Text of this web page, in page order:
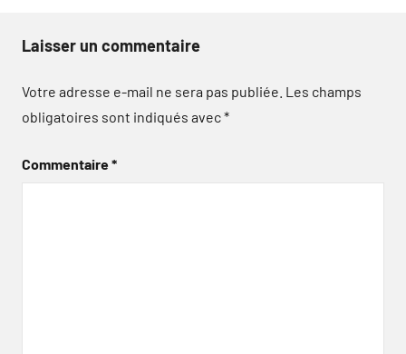
Laisser un commentaire
Votre adresse e-mail ne sera pas publiée. Les champs
obligatoires sont indiqués avec*
Commentaire*